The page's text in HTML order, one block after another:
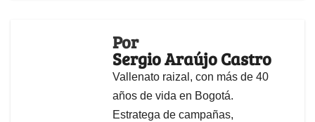
Por
Sergio Araújo Castro
Vallenato raizal, con más de 40
años de vida en Bogotá.
Estratega de campañas,